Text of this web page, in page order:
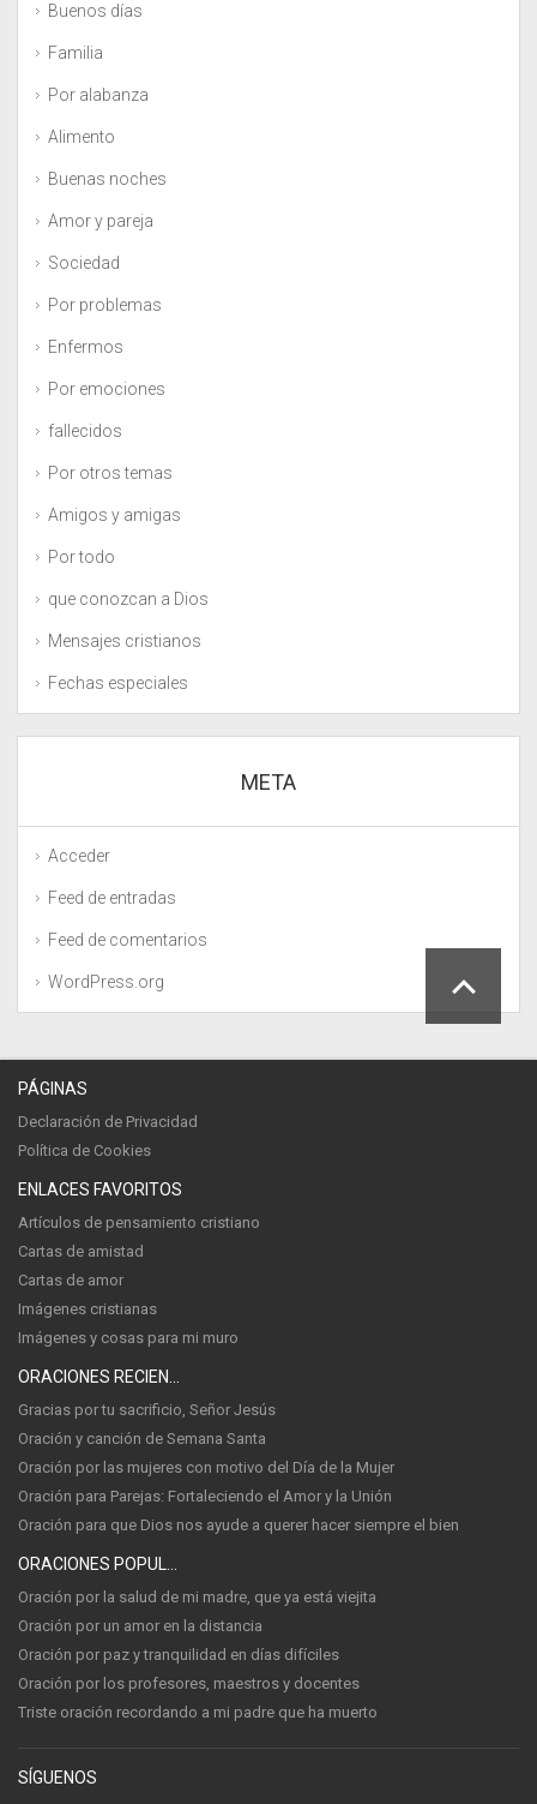
Buenos días
Familia
Por alabanza
Alimento
Buenas noches
Amor y pareja
Sociedad
Por problemas
Enfermos
Por emociones
fallecidos
Por otros temas
Amigos y amigas
Por todo
que conozcan a Dios
Mensajes cristianos
Fechas especiales
META
Acceder
Feed de entradas
Feed de comentarios
WordPress.org
PÁGINAS
Declaración de Privacidad
Política de Cookies
ENLACES FAVORITOS
Artículos de pensamiento cristiano
Cartas de amistad
Cartas de amor
Imágenes cristianas
Imágenes y cosas para mi muro
Gracias por tu sacrificio, Señor Jesús
Oración y canción de Semana Santa
Oración por las mujeres con motivo del Día de la Mujer
Oración para Parejas: Fortaleciendo el Amor y la Unión
Oración para que Dios nos ayude a querer hacer siempre el bien
Oración por la salud de mi madre, que ya está viejita
Oración por un amor en la distancia
Oración por paz y tranquilidad en días difíciles
Oración por los profesores, maestros y docentes
Triste oración recordando a mi padre que ha muerto
SÍGUENOS